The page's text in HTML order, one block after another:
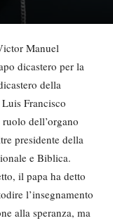
Manuel
dicastero per la
della
Francisco
dell’organo
presidente della
e Biblica.
il papa ha detto
l’insegnamento
alla speranza, ma